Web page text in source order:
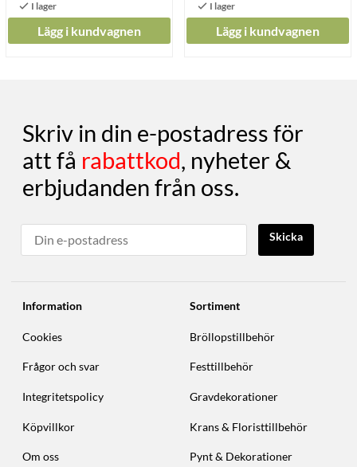
Lägg i kundvagnen Lägg i kundvagnen
Skriv in din e-postadress för
att få rabattkod, nyheter &
erbjudanden från oss.
Skicka
Information
Cookies
Frågor och svar
Integritetspolicy
Köpvillkor
Om oss
Sortiment
Bröllopstillbehör
Festtillbehör
Gravdekorationer
Krans & Floristtillbehör
Pynt & Dekorationer